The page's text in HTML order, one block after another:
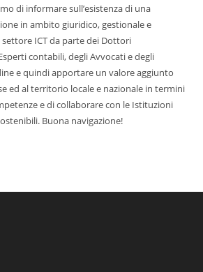
di informare sull’esistenza di una
in ambito giuridico, gestionale e
ICT da parte dei Dottori
contabili, degli Avvocati e degli
e quindi apportare un valore aggiunto
ed al territorio locale e nazionale in termini
e di collaborare con le Istituzioni
Buona navigazione!